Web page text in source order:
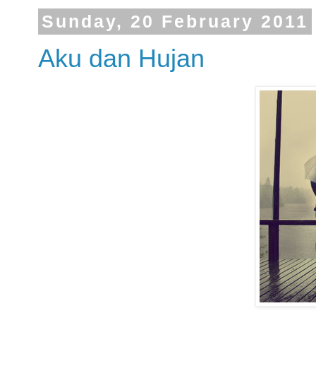
Sunday, 20 February 2011
Aku dan Hujan